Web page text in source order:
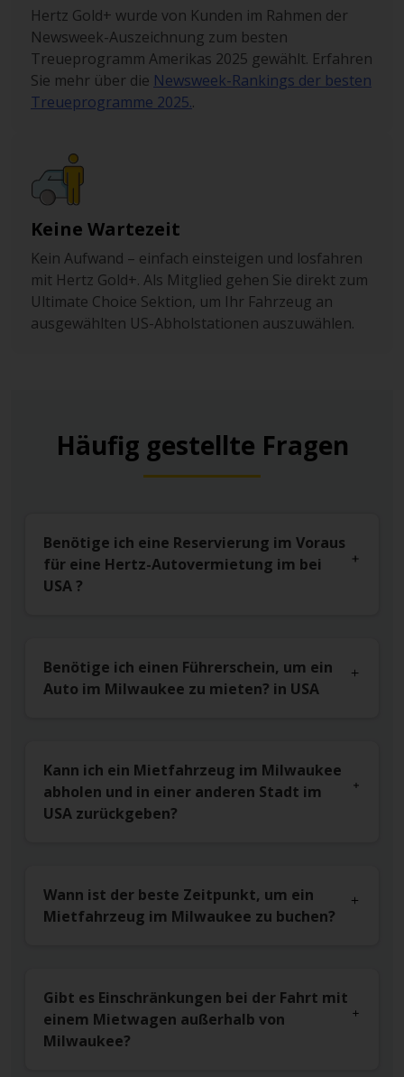
Hertz Gold+ wurde von Kunden im Rahmen der
Newsweek-Auszeichnung zum besten
Treueprogramm Amerikas 2025 gewählt. Erfahren
Sie mehr über die Newsweek-Rankings der besten
Treueprogramme 2025..
Keine Wartezeit
Kein Aufwand – einfach einsteigen und losfahren
mit Hertz Gold+. Als Mitglied gehen Sie direkt zum
Ultimate Choice Sektion, um Ihr Fahrzeug an
ausgewählten US-Abholstationen auszuwählen.
Häufig gestellte Fragen
Benötige ich eine Reservierung im Voraus
für eine Hertz-Autovermietung im bei
USA ?
Benötige ich einen Führerschein, um ein
Auto im Milwaukee zu mieten? in USA
Kann ich ein Mietfahrzeug im Milwaukee
abholen und in einer anderen Stadt im
USA zurückgeben?
Wann ist der beste Zeitpunkt, um ein
Mietfahrzeug im Milwaukee zu buchen?
Gibt es Einschränkungen bei der Fahrt mit
einem Mietwagen außerhalb von
Milwaukee?